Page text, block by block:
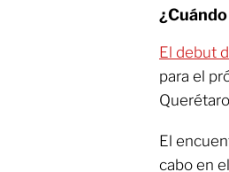
El debut
para el
El
cabo en